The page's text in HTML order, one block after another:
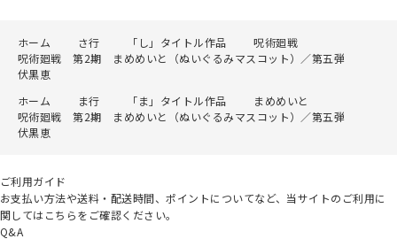
ホーム さ行 「し」タイトル作品
呪術廻戦
呪術廻戦 第2期 まめめいと（ぬいぐるみマスコット）／第五弾
伏黒恵
ホーム
ま行 「ま」タイトル作品
まめめいと
呪術廻戦 第2期 まめめいと（ぬいぐるみマスコット）／第五弾
伏黒恵
ご利用ガイド
お支払い方法や送料・配送時間、ポイントについてなど、当サイトのご利用に
関してはこちらをご確認ください。
Q&A